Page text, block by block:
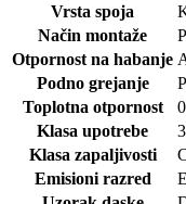
Vrsta spoja
Način montaže
Otpornost na habanje
Podno grejanje
Toplotna otpornost
Klasa upotrebe
Klasa zapaljivosti
Emisioni razred